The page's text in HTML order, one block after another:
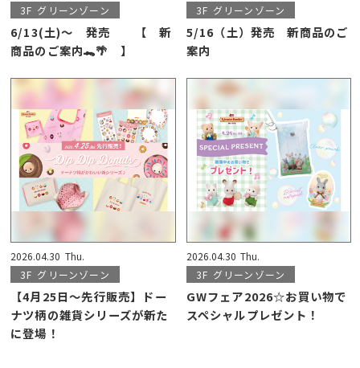
3F グリーンゾーン
6/13(土)～ 発売 【 新
商品のご案内🐊🌴 】
3F グリーンゾーン
5/16（土）発売 新商品のご
案内
2026.04.30 Thu.
3F グリーンゾーン
【4月25日〜先行販売】ドー
ナツ柄の雑貨シリーズが新た
に登場！
2026.04.30 Thu.
3F グリーンゾーン
GWフェア2026☆お買い物で
スペシャルプレゼント！